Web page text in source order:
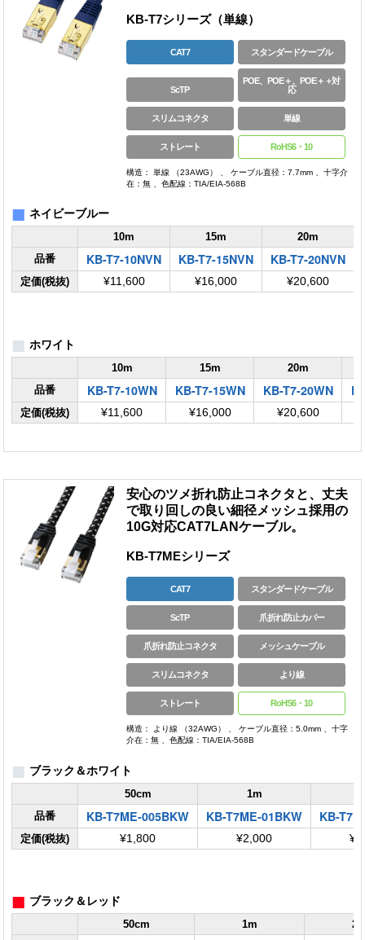
KB-T7シリーズ（単線）
CAT7 スタンダードケーブル
ScTP
POE、POE＋、POE＋＋対
応
スリムコネクタ 単線
ストレート RoHS6・10
構造： 単線 （23AWG） 、 ケーブル直径：7.7mm 、十字介
在：無 、色配線：TIA/EIA-568B
■ ネイビーブルー
10m 15m
20m
品番
KB-T7-10NVN KB-T7-15NVN KB-T7-20NVN
定価(税抜) ¥11,600 ¥16,000 ¥20,600
■ ホワイト
10m 15m
20m
品番
KB-T7-10WN KB-T7-15WN KB-T7-20WN
定価(税抜) ¥11,600 ¥16,000 ¥20,600
安心のツメ折れ防止コネクタと、丈夫
で取り回しの良い細径メッシュ採用の
10G対応CAT7LANケーブル。
KB-T7MEシリーズ
CAT7 スタンダードケーブル
ScTP 爪折れ防止カバー
爪折れ防止コネクタ メッシュケーブル
スリムコネクタ より線
ストレート RoHS6・10
構造： より線 （32AWG） 、 ケーブル直径：5.0mm 、十字
介在：無 、色配線：TIA/EIA-568B
■ ブラック＆ホワイト
50cm 1m
品番
KB-T7ME-005BKW KB-T7ME-01BKW KB-
定価(税抜) ¥1,800 ¥2,000
■ ブラック＆レッド
50cm 1m